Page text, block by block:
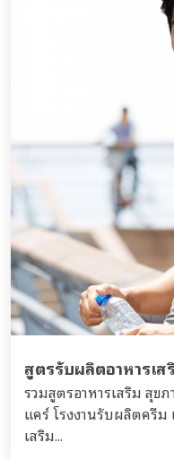
สูตรรับผลิตอาหารเ
รวมสูตรอาหารเสริม สุ
แคร์ โรงงานรับผลิตครีม
เสริม...